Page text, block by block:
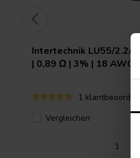
Intertechnik LU55/2.2/
| 0,89 Ω | 3% | 18 AWG
1
Vergleichen